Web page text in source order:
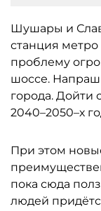
Шушары и
станция
проблему
шоссе.
города. Дойти
2040–2050–х
При этом
пока сюда
людей